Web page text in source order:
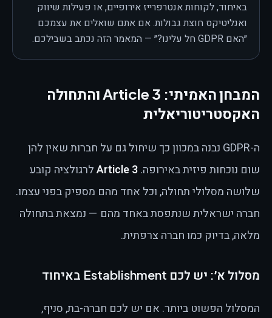
באיחוד, לקוחות אנטרפרייז אירופיים, או פעילות שיווק
ואנליטיקס חוצת גבולות. אם אתם שואלים את עצמכם
״האם GDPR חל עלינו?״ — המאמר הזה נכתב בשבילכם.
המבחן האמיתי: Article 3 והתחולה
האקסטריטוריאלית
ה-GDPR נבנה במכוון כך שיחול גם על חברות שאין להן
שום נוכחות פיזית באירופה.Article 3לרגולציה קובע
שלושה מסלולי תחולה, וכל אחד מהם מספיק בפני עצמו.
חברה ישראלית שנתפסת באחד מהם — נמצאת בתחולה
מלאה, בדיוק כמו חברה צרפתית.
מסלול א׳: יש לכם Establishment באיחוד
המסלול הפשוט ביותר. אם יש לכם חברה-בת, סניף,